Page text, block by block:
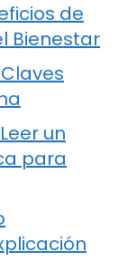
de
Bienestar
un
para